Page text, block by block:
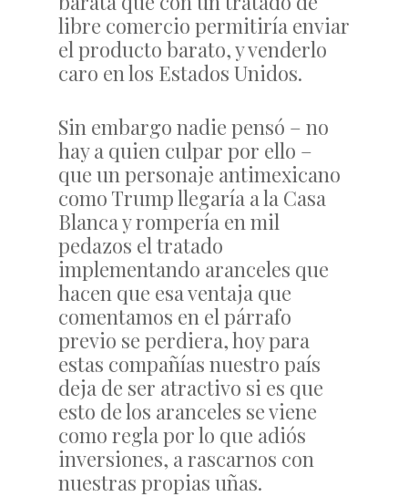
libre comercio permitiría enviar
el producto barato, y venderlo
caro en los Estados Unidos.
Sin embargo nadie pensó – no
hay a quien culpar por ello –
que un personaje antimexicano
como Trump llegaría a la Casa
Blanca y rompería en mil
pedazos el tratado
implementando aranceles que
hacen que esa ventaja que
comentamos en el párrafo
previo se perdiera, hoy para
estas compañías nuestro país
deja de ser atractivo si es que
esto de los aranceles se viene
como regla por lo que adiós
inversiones, a rascarnos con
nuestras propias uñas.